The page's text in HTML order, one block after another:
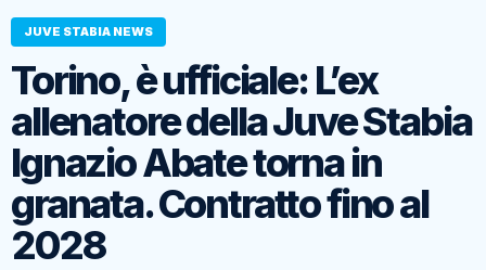
JUVE STABIA NEWS
Torino, è ufficiale: L’ex
allenatore della Juve Stabia
Ignazio Abate torna in
granata. Contratto fino al
2028